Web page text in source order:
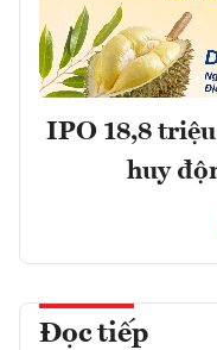
IPO 18,8
huy
Đọc tiếp